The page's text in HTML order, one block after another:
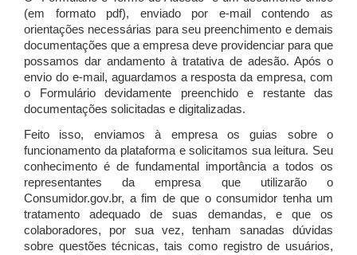
(em formato pdf), enviado por e-mail contendo as
orientações necessárias para seu preenchimento e demais
documentações que a empresa deve providenciar para que
possamos dar andamento à tratativa de adesão. Após o
envio do e-mail, aguardamos a resposta da empresa, com
o Formulário devidamente preenchido e restante das
documentações solicitadas e digitalizadas.
Feito isso, enviamos à empresa os guias sobre o
funcionamento da plataforma e solicitamos sua leitura. Seu
conhecimento é de fundamental importância a todos os
representantes da empresa que utilizarão o
Consumidor.gov.br, a fim de que o consumidor tenha um
tratamento adequado de suas demandas, e que os
colaboradores, por sua vez, tenham sanadas dúvidas
sobre questões técnicas, tais como registro de usuários,